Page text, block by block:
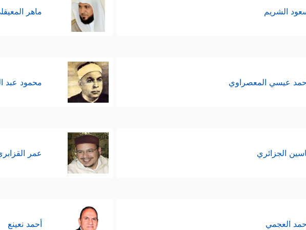
والخطوة الأولى في الافتِراق عن سُبُل الغواية.
مخاوف الناس بانتقاص الأمن أو انتقاص الرزق إن هم اتبعوا
جميعَ الناس إلى التوبة والإنابة؛ فرحمةُ الله أوسع من أن تضِيق
وَأَنِیبُوۤاْ إِلَىٰ رَبِّكُمۡ وَأَسۡلِمُواْ لَهُۥ مِن قَبۡلِ أَن یَأۡتِیَكُمُ ٱلۡعَذَابُ ثُمَّ لَا تُنصَرُونَ﴾
والله لا تنفعه طاعتنا، ولا تضره معصيتنا، وإنّما هو الامتحان
وفجر.
الشريم ماهر
عيسي المعصراوي محمود عبد
الجزائري عمر
العجمي أحمد نعينع